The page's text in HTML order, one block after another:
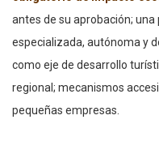
antes de su aprobación;
especializada, autónoma y
como eje de desarrollo
regional; mecanismos
pequeñas empresas.